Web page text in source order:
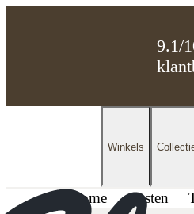
9.1/
Winkels
Home Kasten